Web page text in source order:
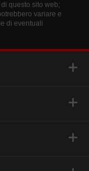
questo sito web;
variare e
di eventuali